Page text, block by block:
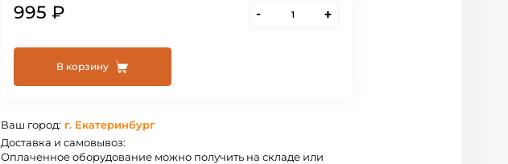
995 ₽ - +
В корзину
Ваш город: г. Екатеринбург
Доставка и самовывоз:
Оплаченное оборудование можно получить на складе или